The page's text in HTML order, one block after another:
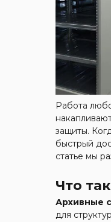
Работа
защиты.
быстрый
статье мы
Что
Архивные
для